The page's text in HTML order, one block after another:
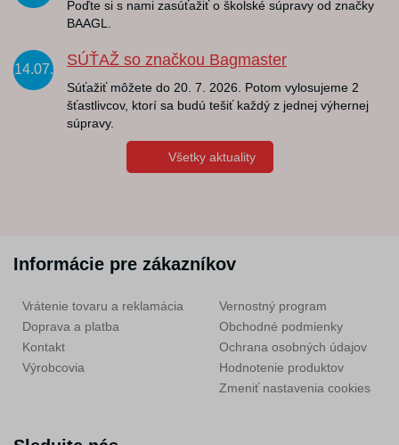
Poďte si s nami zasúťažiť o školské súpravy od značky
BAAGL.
14.07.
SÚŤAŽ so značkou Bagmaster
Súťažiť môžete do 20. 7. 2026. Potom vylosujeme 2
šťastlivcov, ktorí sa budú tešiť každý z jednej výhernej
súpravy.
Všetky aktuality
Informácie pre zákazníkov
Vrátenie tovaru a reklamácia
Doprava a platba
Kontakt
Výrobcovia
Vernostný program
Obchodné podmienky
Ochrana osobných údajov
Hodnotenie produktov
Zmeniť nastavenia cookies